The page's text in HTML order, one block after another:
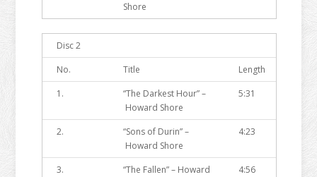
Shore
Disc 2
No.
Title
Length
1.
“The Darkest Hour” –
Howard Shore
5:31
2.
“Sons of Durin” –
Howard Shore
4:23
3.
“The Fallen” – Howard
4:56